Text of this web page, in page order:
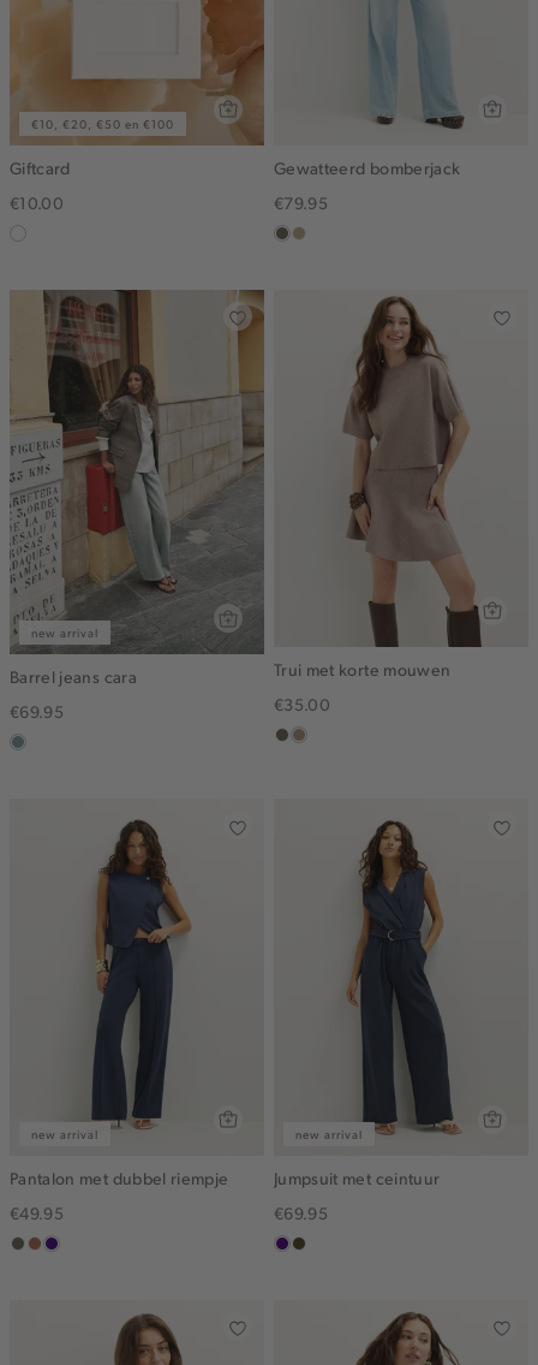
€10, €20, €50 en €100
Giftcard
€10.00
Gewatteerd bomberjack
€79.95
middenbruin
lichtkhaki
new arrival
Barrel jeans cara
€69.95
dusty
Trui met korte mouwen
€35.00
middenbruin
taupe,
new arrival
Pantalon met dubbel riempje
€49.95
middenbruin
terracotta
indigo
new arrival
Jumpsuit met ceintuur
€69.95
indigogroen,